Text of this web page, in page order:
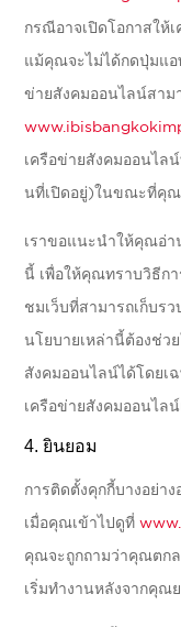
กรณีอาจเปิดโอกาสให้
แม้คุณจะไม่ได้กดปุ่มแ
ข่ายสังคมออนไลน์สา
เครือข่ายสังคมออนไล
นที่เปิดอยู่)ในขณะที่คุณ
เราขอแนะนำให้คุณอ่า
นี้ เพื่อให้คุณทราบวิธีก
ชมเว็บที่สามารถเก็บร
นโยบายเหล่านี้ต้องช่ว
สังคมออนไลน์ได้โดยเ
เครือข่ายสังคมออนไล
ยินยอม
การติดตั้งคุกกี้บางอย่า
เมื่อคุณเข้าไปดูที่
คุณจะถูกถามว่าคุณตกล
เริ่มทำงานหลังจากคุณ